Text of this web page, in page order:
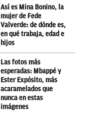
Así es Mina Bonino, la
mujer de Fede
Valverde: de dónde es,
en qué trabaja, edad e
hijos
Las fotos más
esperadas: Mbappé y
Ester Expósito, más
acaramelados que
nunca en estas
imágenes